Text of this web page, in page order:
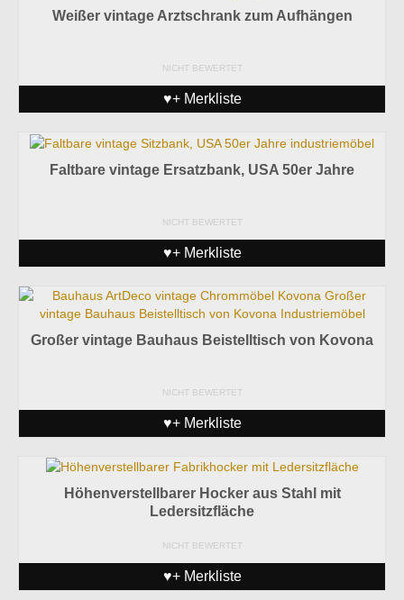
Weißer vintage Arztschrank zum Aufhängen
NICHT BEWERTET
♥+ Merkliste
Faltbare vintage Ersatzbank, USA 50er Jahre
NICHT BEWERTET
♥+ Merkliste
Großer vintage Bauhaus Beistelltisch von Kovona
NICHT BEWERTET
♥+ Merkliste
Höhenverstellbarer Hocker aus Stahl mit
Ledersitzfläche
NICHT BEWERTET
♥+ Merkliste